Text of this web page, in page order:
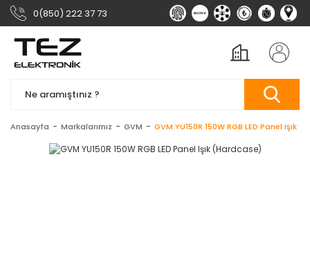
0(850) 222 37 73
Anasayfa Markalarımız GVM GVM YU150R 150W RGB LED Panel Işık